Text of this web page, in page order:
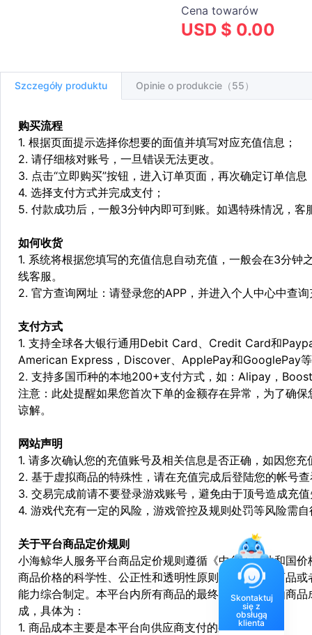
Cena towarów
USD $ 0.00
Szczegóły produktu Opinie o produkcie（55）
购买流程
1. 根据页面提示选择你想要的面值并填写对应充值信息；
2. 请仔细核对账号，一旦错误无法更改。
3. 点击“立即购买”按钮，进入订单页面，再次确定订单信息
4. 选择支付方式并完成支付；
5. 付款成功后，一般3分钟内即可到账。如遇特殊情况，
如何收货
1. 系统将根据您填写的充值信息自动充值，一般会在3分
线客服。
2. 官方查询网址：请登录您的APP，并进入个人中心中查
支付方式
1. 支持全球各大银行通用Debit Card、Credit Card和
American Express，Discover、ApplePay和GooglePay
2. 支持多国币种的本地200+支付方式，如：Alipay，
注意：此处提醒如果您首次下单的金额存在异常，为了确
谅解。
网站声明
1. 请多次确认您的充值账号及相关信息是否正确，如因您
2. 基于虚拟商品的特殊性，请在充值完成后登陆您的帐号
3. 交易完成前请不要登录游戏账号，避免由于顶号造成充
4. 游戏代充有一定的风险，游戏管控及规则处罚等风险需
关于平台商品定价规则
小海鲸华人服务平台商品定价规则遵循《中华人民共和国
商品价格的科学性、公正性和透明性原则，依据相关商品
能力综合制定。本平台内所有商品的最终销售价格均由商
成，具体为：
1. 商品成本主要是本平台向供应商支付的采购成本；
Skontaktuj
się z
obsługą
klienta